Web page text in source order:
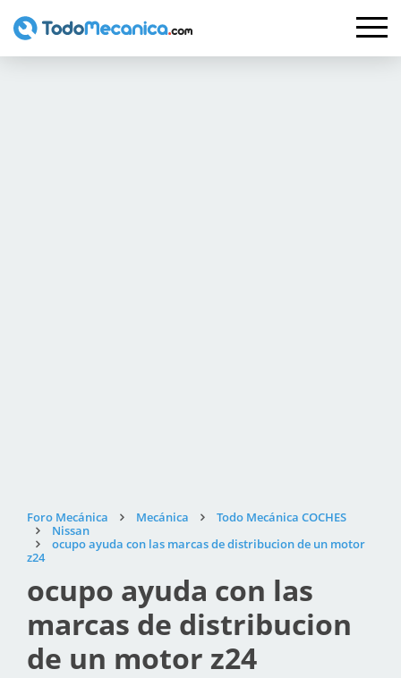
Foro Mecánica Mecánica
Todo Mecánica COCHES
Nissan
ocupo ayuda con las marcas de distribucion de un motor
z24
ocupo ayuda con las
marcas de distribucion
de un motor z24